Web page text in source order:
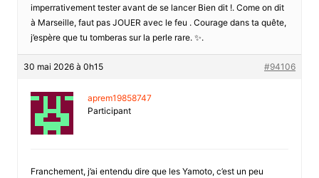
imperrativement tester avant de se lancer Bien dit !. Come on dit
à Marseille, faut pas JOUER avec le feu . Courage dans ta quête,
j’espère que tu tomberas sur la perle rare. ✨.
30 mai 2026 à 0h15 #94106
aprem19858747
Participant
Franchement, j’ai entendu dire que les Yamoto, c’est un peu